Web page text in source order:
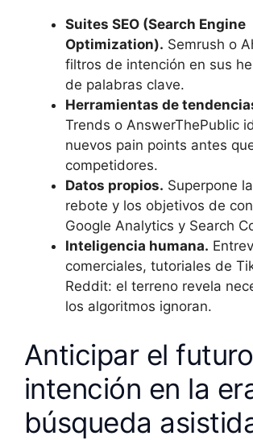
Suites SEO (Search Engine
Optimization). Semrush o
filtros de intención en sus
de palabras clave.
Herramientas de
Trends o AnswerThePublic
nuevos pain points antes
competidores.
Datos propios. Superpone
rebote y los objetivos de
Google Analytics y Search
Inteligencia humana.
comerciales, tutoriales de
Reddit: el terreno revela
los algoritmos ignoran.
Anticipar el
intención en la
búsqueda